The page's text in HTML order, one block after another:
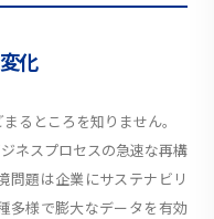
化
るところを知りません。
ネスプロセスの急速な再構
問題は企業にサステナビリ
多様で膨大なデータを有効